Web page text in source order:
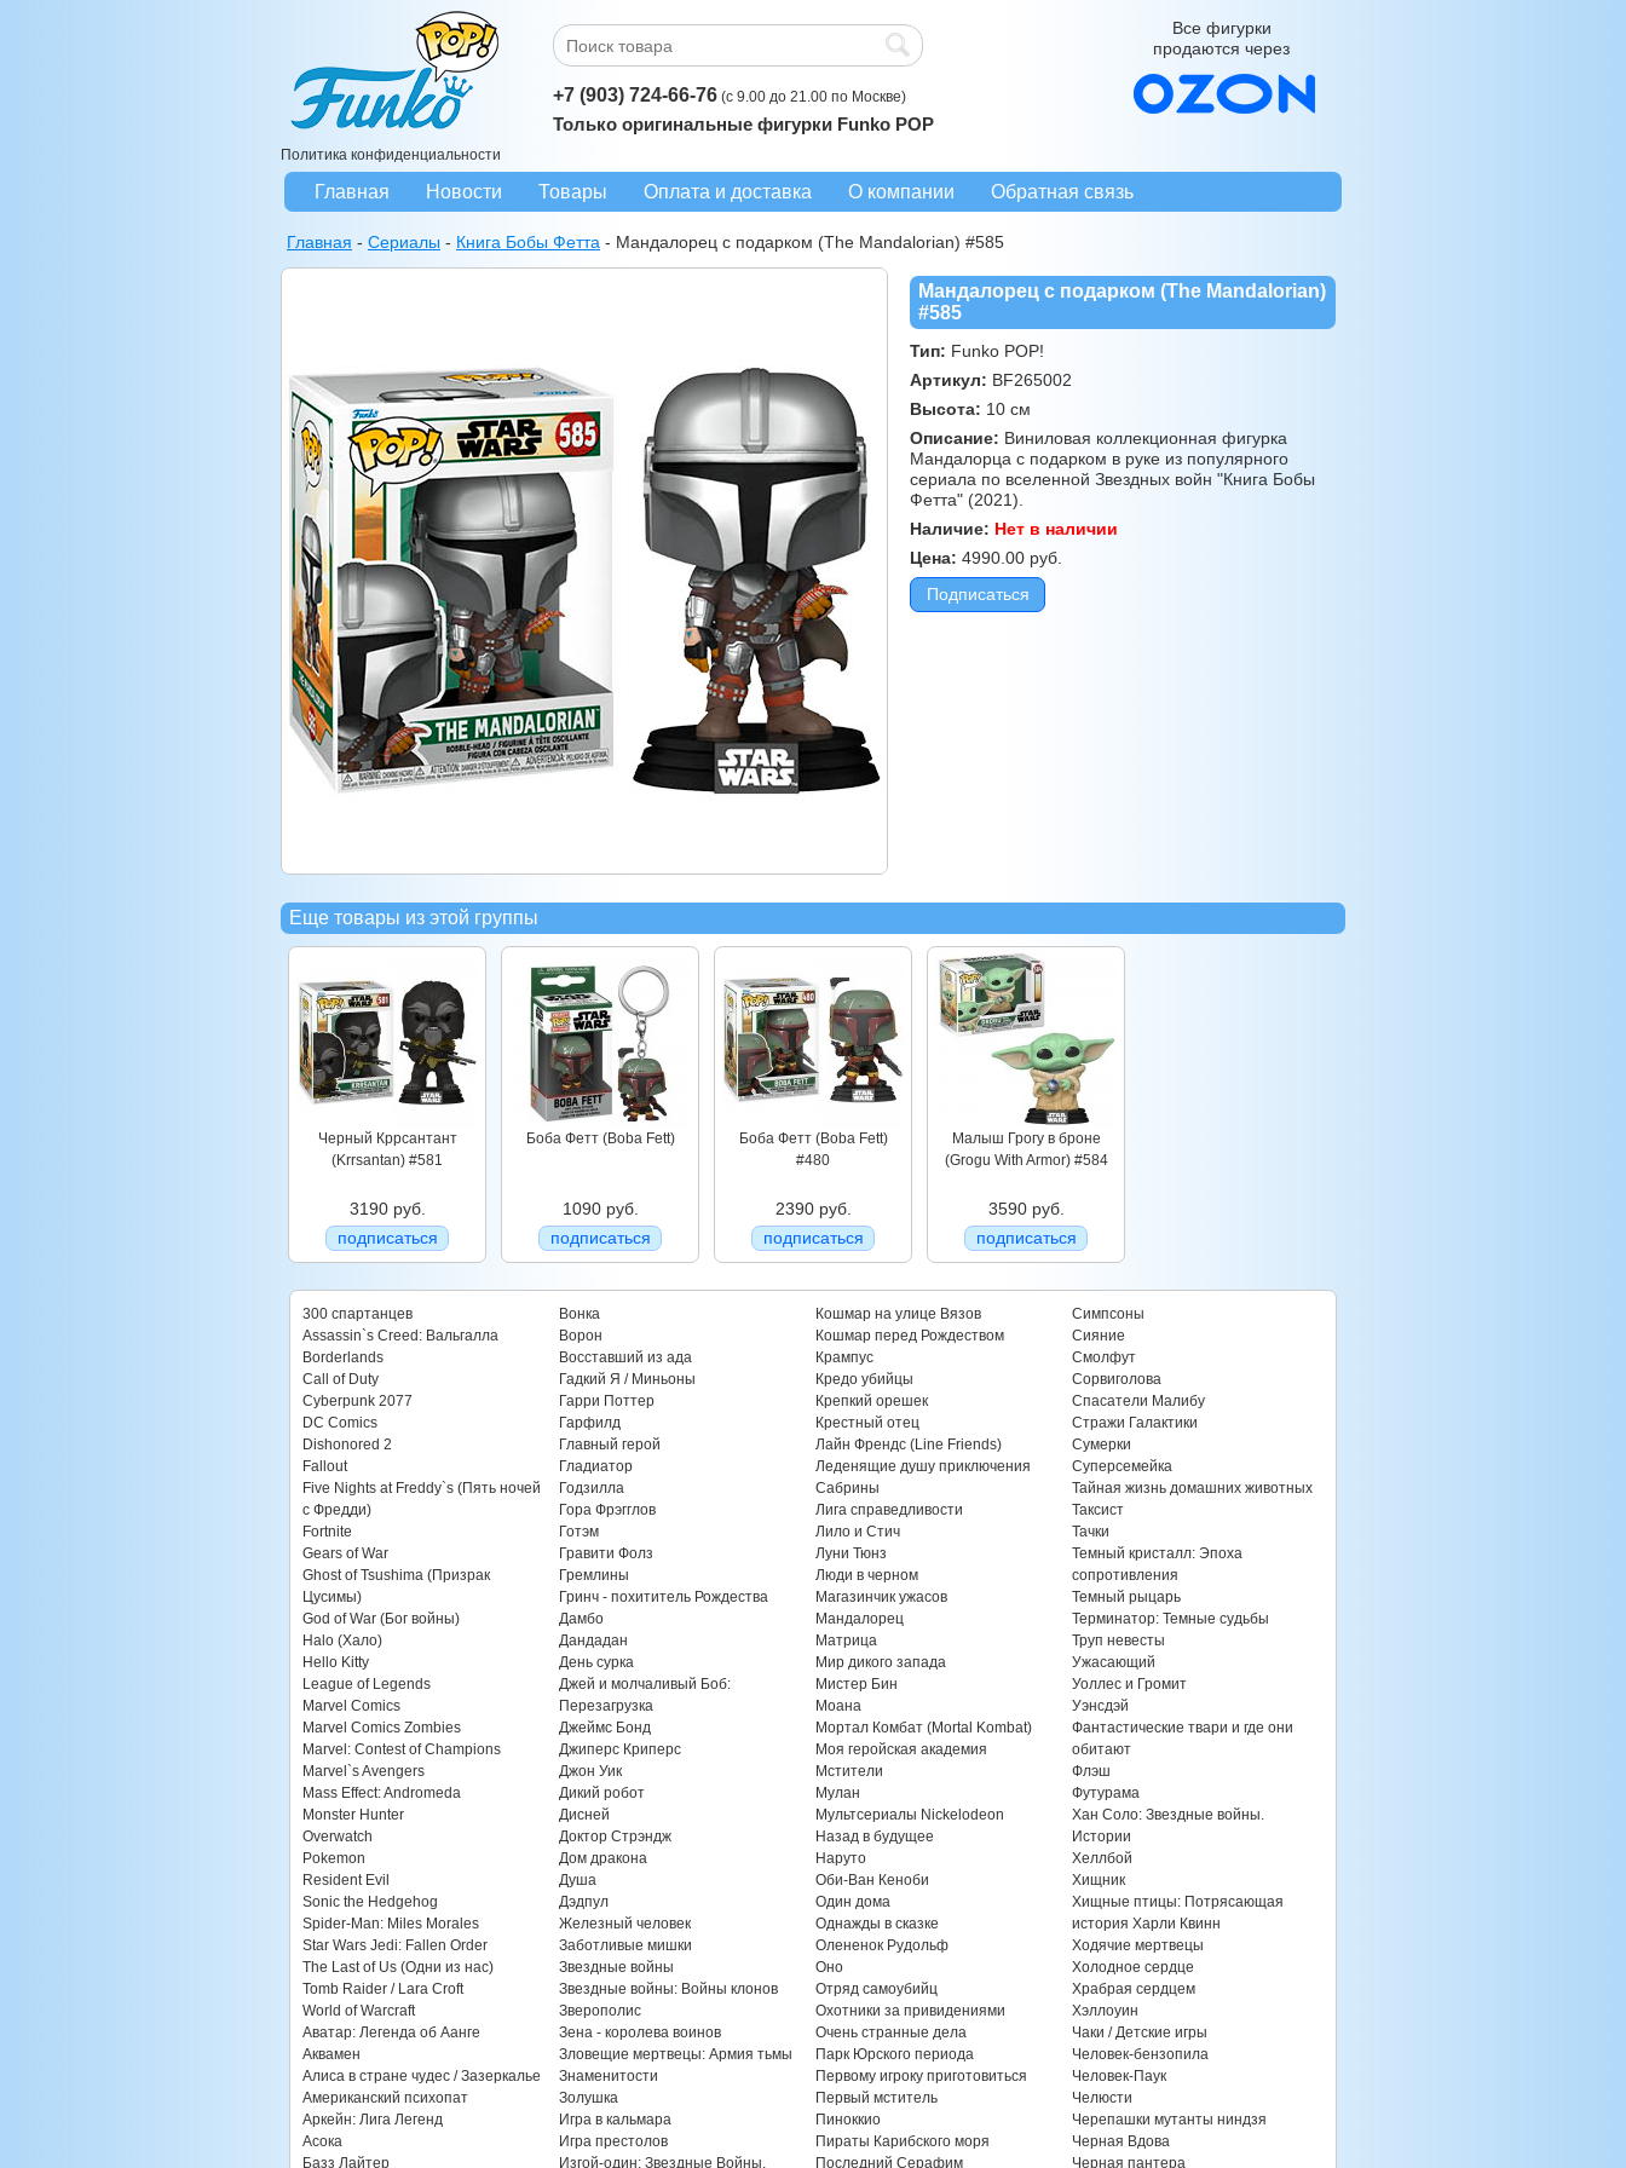
Политика конфиденциальности
Все фигурки
продаются через
+7 (903) 724-66-76 (с 9.00 до 21.00 по Москве)
Только оригинальные фигурки Funko POP
Главная Новости Товары Оплата и доставка О компании Обратная связь
Главная - Сериалы - Книга Бобы Фетта - Мандалорец с подарком (The Mandalorian) #585
Мандалорец с подарком (The Mandalorian)
#585
Тип: Funko POP!
Артикул: BF265002
Высота: 10 см
Описание: Виниловая коллекционная фигурка
Мандалорца с подарком в руке из популярного
сериала по вселенной Звездных войн "Книга Бобы
Фетта" (2021).
Наличие: Нет в наличии
Цена: 4990.00 руб.
Подписаться
Еще товары из этой группы
Черный Кррсантант
(Krrsantan) #581
3190 руб.
подписаться
Боба Фетт (Boba Fett)
1090 руб.
подписаться
Боба Фетт (Boba Fett)
#480
2390 руб.
подписаться
Малыш Грогу в броне
(Grogu With Armor) #584
3590 руб.
подписаться
300 спартанцев
Assassin`s Creed: Вальгалла
Borderlands
Call of Duty
Cyberpunk 2077
DC Comics
Dishonored 2
Fallout
Five Nights at Freddy`s (Пять ночей
с Фредди)
Fortnite
Gears of War
Ghost of Tsushima (Призрак
Цусимы)
God of War (Бог войны)
Halo (Хало)
Hello Kitty
League of Legends
Marvel Comics
Marvel Comics Zombies
Marvel: Contest of Champions
Marvel`s Avengers
Mass Effect: Andromeda
Monster Hunter
Overwatch
Pokemon
Resident Evil
Sonic the Hedgehog
Spider-Man: Miles Morales
Star Wars Jedi: Fallen Order
The Last of Us (Одни из нас)
Tomb Raider / Lara Croft
World of Warcraft
Аватар: Легенда об Аанге
Аквамен
Алиса в стране чудес / Зазеркалье
Американский психопат
Аркейн: Лига Легенд
Асока
Базз Лайтер
Вонка
Ворон
Восставший из ада
Гадкий Я / Миньоны
Гарри Поттер
Гарфилд
Главный герой
Гладиатор
Годзилла
Гора Фрэгглов
Готэм
Гравити Фолз
Гремлины
Гринч - похититель Рождества
Дамбо
Дандадан
День сурка
Джей и молчаливый Боб:
Перезагрузка
Джеймс Бонд
Джиперс Криперс
Джон Уик
Дикий робот
Дисней
Доктор Стрэндж
Дом дракона
Душа
Дэдпул
Железный человек
Заботливые мишки
Звездные войны
Звездные войны: Войны клонов
Зверополис
Зена - королева воинов
Зловещие мертвецы: Армия тьмы
Знаменитости
Золушка
Игра в кальмара
Игра престолов
Изгой-один: Звездные Войны.
Кошмар на улице Вязов
Кошмар перед Рождеством
Крампус
Кредо убийцы
Крепкий орешек
Крестный отец
Лайн Френдс (Line Friends)
Леденящие душу приключения
Сабрины
Лига справедливости
Лило и Стич
Луни Тюнз
Люди в черном
Магазинчик ужасов
Мандалорец
Матрица
Мир дикого запада
Мистер Бин
Моана
Мортал Комбат (Mortal Kombat)
Моя геройская академия
Мстители
Мулан
Мультсериалы Nickelodeon
Назад в будущее
Наруто
Оби-Ван Кеноби
Один дома
Однажды в сказке
Олененок Рудольф
Оно
Отряд самоубийц
Охотники за привидениями
Очень странные дела
Парк Юрского периода
Первому игроку приготовиться
Первый мститель
Пиноккио
Пираты Карибского моря
Последний Серафим
Симпсоны
Сияние
Смолфут
Сорвиголова
Спасатели Малибу
Стражи Галактики
Сумерки
Суперсемейка
Тайная жизнь домашних животных
Таксист
Тачки
Темный кристалл: Эпоха
сопротивления
Темный рыцарь
Терминатор: Темные судьбы
Труп невесты
Ужасающий
Уоллес и Громит
Уэнсдэй
Фантастические твари и где они
обитают
Флэш
Футурама
Хан Соло: Звездные войны.
Истории
Хеллбой
Хищник
Хищные птицы: Потрясающая
история Харли Квинн
Ходячие мертвецы
Холодное сердце
Храбрая сердцем
Хэллоуин
Чаки / Детские игры
Человек-бензопила
Человек-Паук
Челюсти
Черепашки мутанты ниндзя
Черная Вдова
Черная пантера